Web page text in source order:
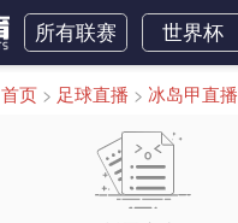
所有联赛 世界杯
首页 > 足球直播 > 冰岛甲直播